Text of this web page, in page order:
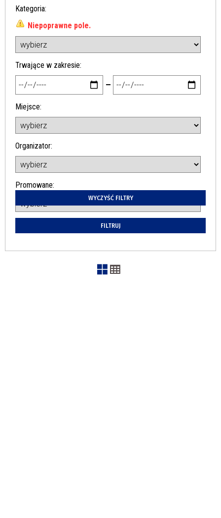
Kategoria
Niepoprawne pole.
Trwające w zakresie
—
Miejsce
Organizator
Promowane